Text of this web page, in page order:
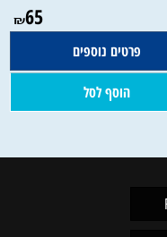
₪65
פרטים נוספים
הוסף לסל